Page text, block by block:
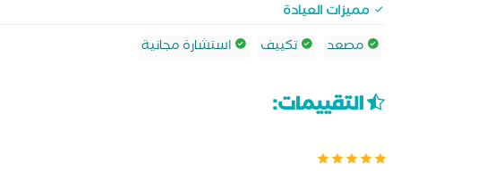
مميزات العيادة
مصعد
تكييف استشارة مجانية
التقييمات: